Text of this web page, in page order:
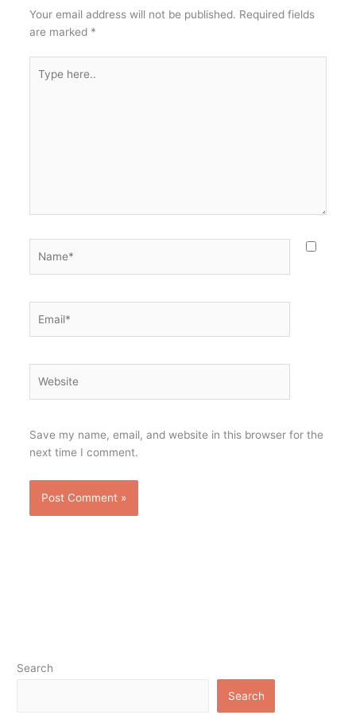
Your email address will not be published. Required fields
are marked *
here..
Save my name, email, and website in this browser for the
next time I comment.
Search
Search